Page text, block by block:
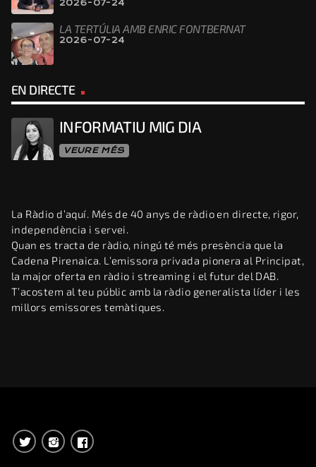
2026-07-24
LA TERTÚLIA AMB ENRIC FONTBERNAT
2026-07-24
EN DIRECTE
INFORMATIU MIG DIA
VEURE MÉS
La Ràdio d’aquí. Més de 40 anys de ràdio en directe, rigor,
independència i servei.
Quan es tracta de ràdio, ningú té més presència que la
Cadena Pirenaica. L’emissora privada pionera al Principat,
la major oferta en ràdio i streaming i el futur del DAB.
T’acostem al teu públic amb la ràdio generalista líder i les
millors emissores temàtiques.